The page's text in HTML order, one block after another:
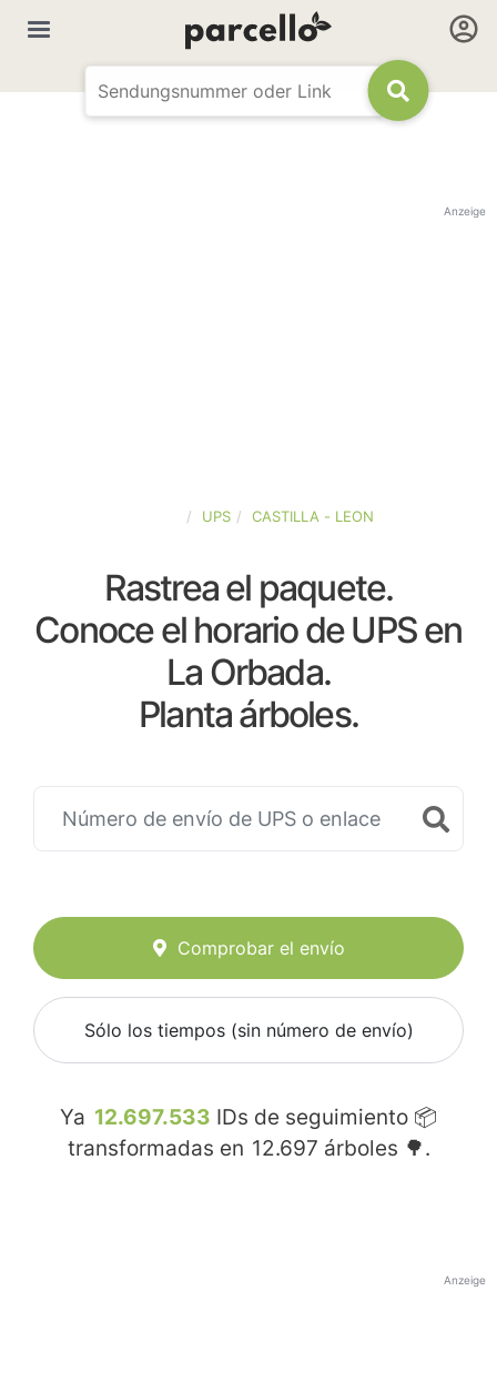
Anzeige
UPS CASTILLA - LEON
Rastrea el paquete.
Conoce el horario de UPS en
La Orbada.
Planta árboles.
Comprobar el envío
Sólo los tiempos (sin número de envío)
Ya 12.697.533 IDs de seguimiento 📦
transformadas en 12.697 árboles 🌳.
Anzeige